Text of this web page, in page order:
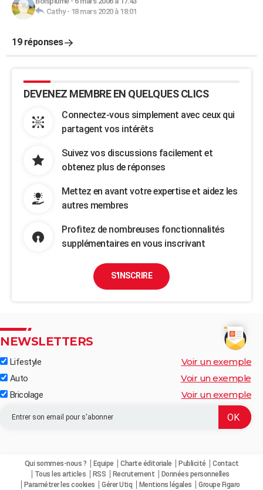
Cathy- 18 mars 2020 à 18:01
19 réponses
DEVENEZ MEMBRE EN QUELQUES CLICS
Connectez-vous simplement avec ceux qui
partagent vos intérêts
Suivez vos discussions facilement et
obtenez plus de réponses
Mettez en avant votre expertise et aidez les
autres membres
Profitez de nombreuses fonctionnalités
supplémentaires en vous inscrivant
S'INSCRIRE
NEWSLETTERS
Lifestyle Voir un exemple
Auto Voir un exemple
Bricolage Voir un exemple
Qui sommes-nous ? Equipe Charte éditoriale Publicité
Contact
Tous les articles
RSS Recrutement
Données personnelles
Paramétrer les cookies
Gérer Utiq Mentions légales Groupe Figaro